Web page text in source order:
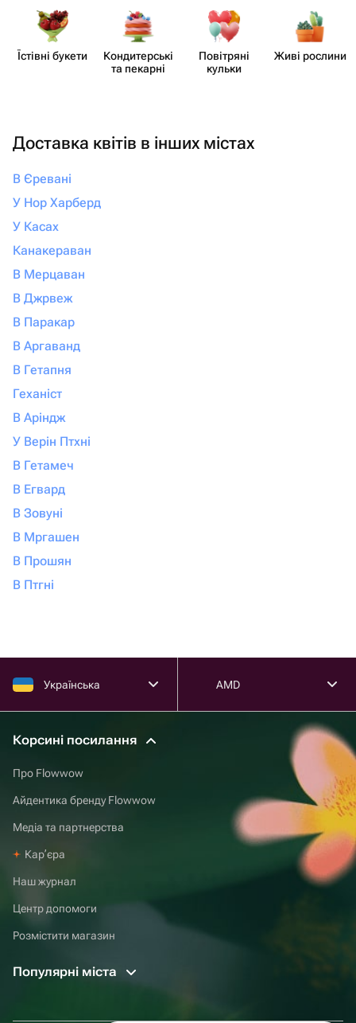
Їстівні букети
Кондит​ерські
та пекарні
Повітряні
кульки
Живі рослини
Доставка квітів в інших містах
В Єревані
У Нор Харберд
У Касах
Канакераван
В Мерцаван
В Джрвеж
В Паракар
В Аргаванд
В Гетапня
Геханіст
В Аріндж
У Верін Птхні
В Гетамеч
В Егвард
В Зовуні
В Мргашен
В Прошян
В Птгні
Українська AMD
Корсині посилання
Про Flowwow
Айдентика бренду Flowwow
Медіа та партнерства
Карʼєра
Наш журнал
Центр допомоги
Розмістити магазин
Популярні міста